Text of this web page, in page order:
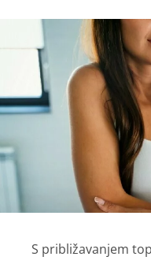
S približavanjem